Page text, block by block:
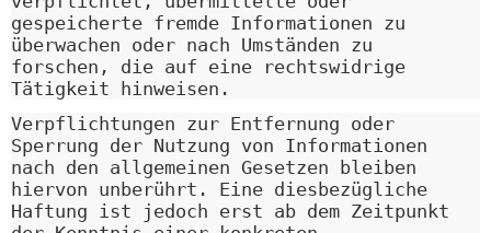
gespeicherte fremde Informationen zu
überwachen oder nach Umständen zu
forschen, die auf eine rechtswidrige
Tätigkeit hinweisen.
Verpflichtungen zur Entfernung oder
Sperrung der Nutzung von Informationen
nach den allgemeinen Gesetzen bleiben
hiervon unberührt. Eine diesbezügliche
Haftung ist jedoch erst ab dem Zeitpunkt